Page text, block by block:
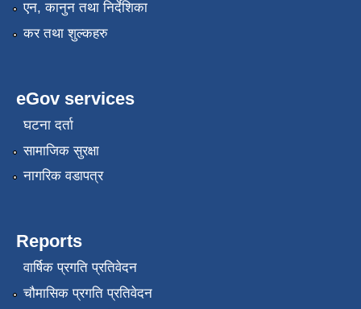
एन, कानुन तथा निर्देशिका
कर तथा शुल्कहरु
eGov services
घटना दर्ता
सामाजिक सुरक्षा
नागरिक वडापत्र
Reports
वार्षिक प्रगति प्रतिवेदन
चौमासिक प्रगति प्रतिवेदन